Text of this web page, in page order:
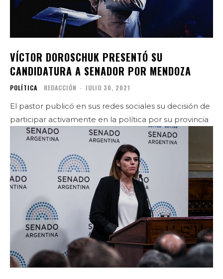
VÍCTOR DOROSCHUK PRESENTÓ SU
CANDIDATURA A SENADOR POR MENDOZA
POLÍTICA REDACCIÓN - JULIO 30, 2021
El pastor publicó en sus redes sociales su decisión de
participar activamente en la política por su provincia